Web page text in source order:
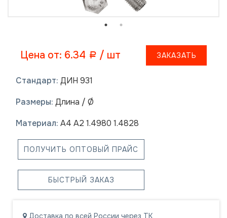
Цена от: 6.34 a / шт ЗАКАЗАТЬ
Стандарт: ДИН 931
Размеры: Длина / Ø
Материал: A4 A2 1.4980 1.4828
ПОЛУЧИТЬ ОПТОВЫЙ ПРАЙС
БЫСТРЫЙ ЗАКАЗ
Доставка по всей России через ТК